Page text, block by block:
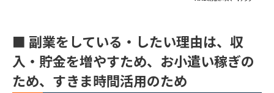
■ 副業をしている・したい理由は、収
入・貯金を増やすため、お小遣い稼ぎの
ため、すきま時間活用のため